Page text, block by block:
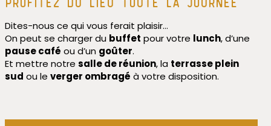
Dites-nous ce qui vous ferait plaisir…
On peut se charger du buffet pour votre lunch, d’une
pause café ou d’un goûter.
Et mettre notre salle de réunion, la terrasse plein
sud ou le verger ombragé à votre disposition.